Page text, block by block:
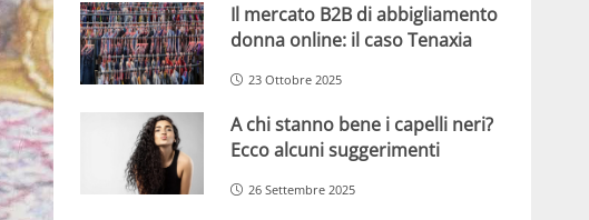
Il mercato B2B di abbigliamento
donna online: il caso Tenaxia
23 Ottobre 2025
A chi stanno bene i capelli neri?
Ecco alcuni suggerimenti
26 Settembre 2025